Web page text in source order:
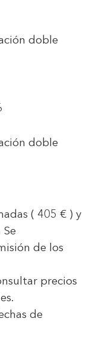
doble
doble
( 405 € ) y
de los
precios
de